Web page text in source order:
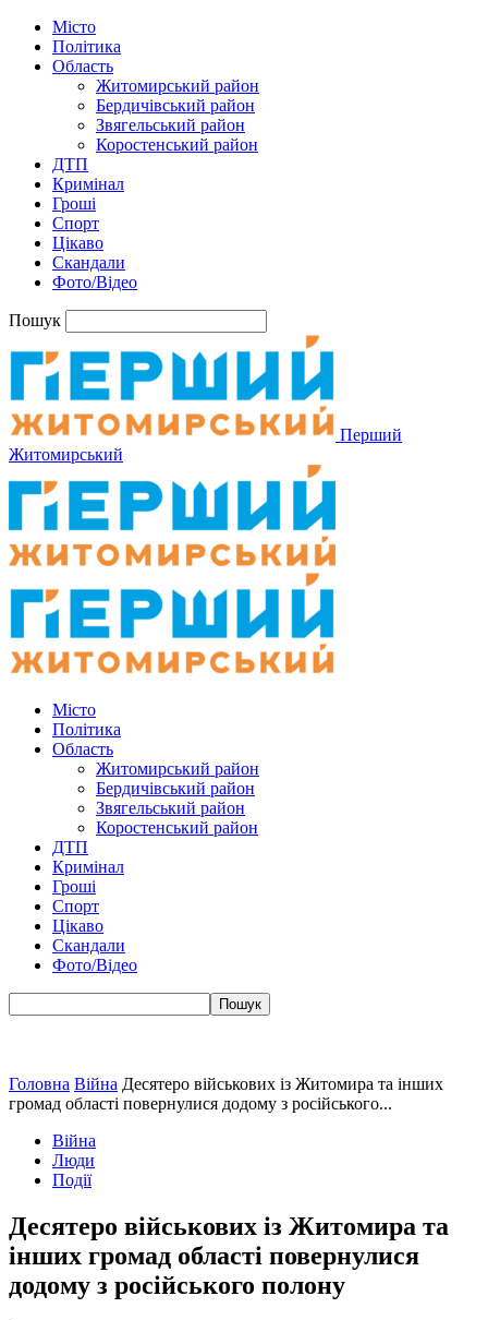
Місто
Політика
Область
Житомирський район
Бердичівський район
Звягельський район
Коростенський район
ДТП
Кримінал
Гроші
Спорт
Цікаво
Скандали
Фото/Відео
Пошук
Перший
Житомирський
Місто
Політика
Область
Житомирський район
Бердичівський район
Звягельський район
Коростенський район
ДТП
Кримінал
Гроші
Спорт
Цікаво
Скандали
Фото/Відео
Головна Війна Десятеро військових із Житомира та інших
громад області повернулися додому з російського...
Війна
Люди
Події
Десятеро військових із Житомира та
інших громад області повернулися
додому з російського полону